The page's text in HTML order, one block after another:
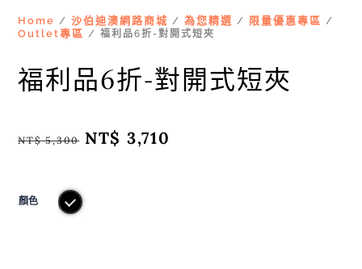
Home /沙伯迪澳網路商城 /為您精選 / 限量優惠專區 /
Outlet專區 / 福利品6折-對開式短夾
福利品6折-對開式短夾
NT$5,300 原
NT$ 5,300。
NT$ 3,710
顏色